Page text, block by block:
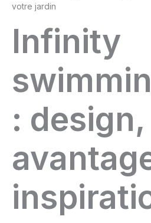
votre jardin
Infinity
: design,